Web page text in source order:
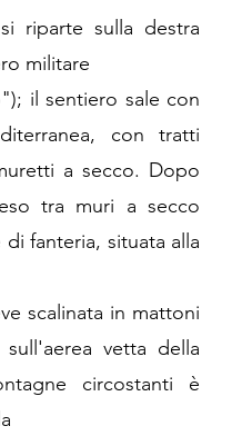
riparte sulla destra
militare
il sentiero sale con
con tratti
a secco. Dopo
tra muri a secco
fanteria, situata alla
scalinata in mattoni
vetta della
circostanti è